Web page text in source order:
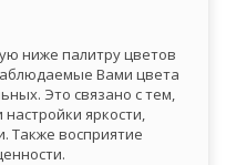
ниже палитру цветов
Вами цвета
Это связано с тем,
яркости,
Также восприятие